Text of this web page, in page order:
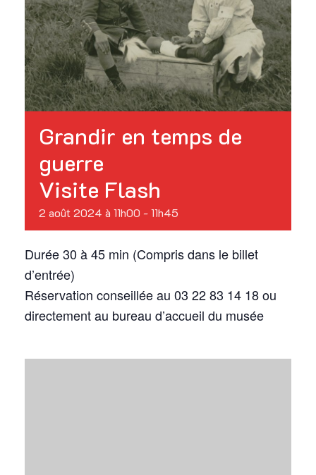
Grandir en temps de
guerre
Visite Flash
2 août 2024 à 11h00 -11h45
Durée 30 à 45 min (Compris dans le billet
d’entrée)
Réservation conseillée au 03 22 83 14 18 ou
directement au bureau d’accueil du musée